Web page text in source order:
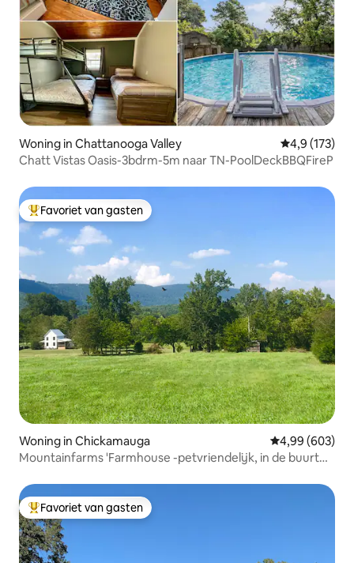
Woning in Chattanooga Valley Gemiddelde
4,9 (173)
Chatt Vistas Oasis-3bdrm-5m naar TN-PoolDeckBBQFireP
Topfavoriet van gasten
Favoriet van gasten
Woning in Chickamauga Gemiddelde
4,99 (603)
Mountainfarms 'Farmhouse -petvriendelijk, in de buurt
Topfavoriet van gasten
Favoriet van gasten